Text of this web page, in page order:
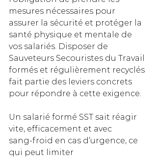
mesures nécessaires pour
assurer la sécurité et protéger la
santé physique et mentale de
vos salariés. Disposer de
Sauveteurs Secouristes du Travail
formés et régulièrement recyclés
fait partie des leviers concrets
pour répondre à cette exigence.
Un salarié formé SST sait réagir
vite, efficacement et avec
sang‑froid en cas d’urgence, ce
qui peut limiter